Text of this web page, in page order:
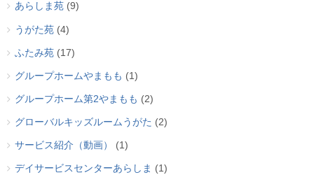
あらしま苑 (9)
うがた苑 (4)
ふたみ苑 (17)
グループホームやまもも (1)
グループホーム第2やまもも (2)
グローバルキッズルームうがた (2)
サービス紹介（動画） (1)
デイサービスセンターあらしま (1)